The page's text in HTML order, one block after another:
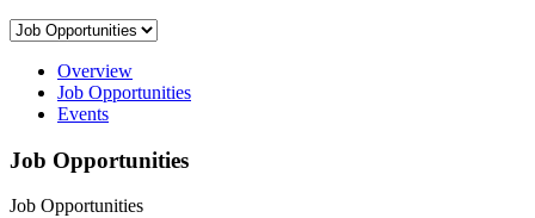
Overview
Job Opportunities
Events
Job Opportunities
Job Opportunities